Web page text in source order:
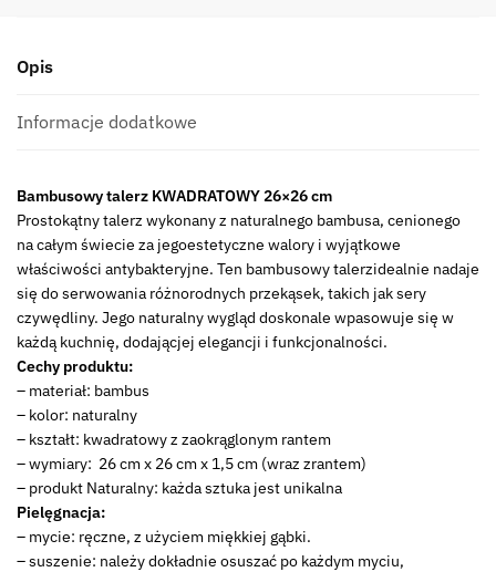
Opis
Informacje dodatkowe
Bambusowy talerz KWADRATOWY 26×26 cm
Prostokątny talerz wykonany z naturalnego bambusa, cenionego
na całym świecie za jegoestetyczne walory i wyjątkowe
właściwości antybakteryjne. Ten bambusowy talerzidealnie nadaje
się do serwowania różnorodnych przekąsek, takich jak sery
czywędliny. Jego naturalny wygląd doskonale wpasowuje się w
każdą kuchnię, dodającjej elegancji i funkcjonalności.
Cechy produktu:
– materiał: bambus
– kolor: naturalny
– kształt: kwadratowy z zaokrąglonym rantem
– wymiary: 26 cm x 26 cm x 1,5 cm (wraz zrantem)
– produkt Naturalny: każda sztuka jest unikalna
Pielęgnacja:
– mycie: ręczne, z użyciem miękkiej gąbki.
– suszenie: należy dokładnie osuszać po każdym myciu,